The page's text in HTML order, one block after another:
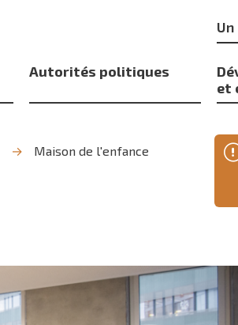
Autorités politiques
et
Maison de l'enfance